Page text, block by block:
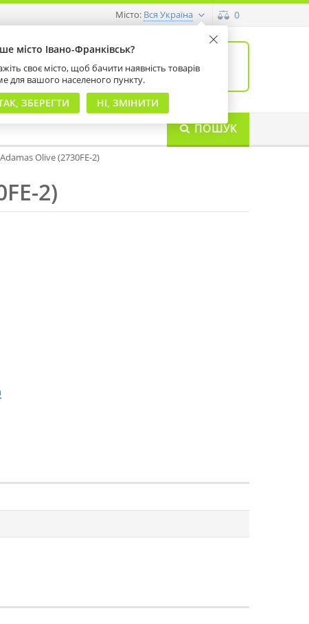
місто Івано-Франківськ?
своє місто, щоб бачити наявність товарів
для вашого населеного пункту.
ЗБЕРЕГТИ НІ, ЗМІНИТИ
Місто: Вся Україна 0
0
на суму 0 грн
ПОШУК
Olive (2730FE-2)
2)